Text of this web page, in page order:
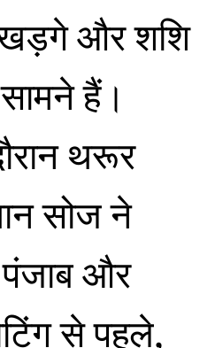
खड़गे और शशि
हैं।
थरूर
सोज ने
पंजाब और
से पहले,